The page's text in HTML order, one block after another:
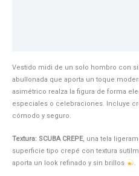
Vestido midi de un solo hombro con
abullonada que aporta un toque
asimétrico realza la figura de forma
especiales o celebraciones. Incluye
cómodo y seguro.
Textura: SCUBA CREPE, una tela
superficie tipo crepé con textura
aporta un look refinado y sin brillos
.